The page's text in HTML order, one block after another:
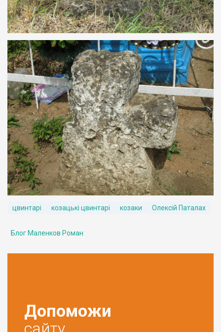
цвинтарі козацькі цвинтарі козаки Олексій Паталах
Блог Маленков Роман
Допоможи